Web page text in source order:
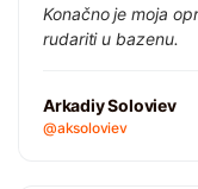
Konačno je moja
rudariti u bazenu.
Arkadiy Soloviev
@aksoloviev